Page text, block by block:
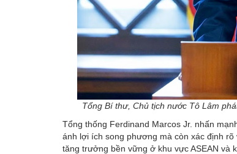
Tổng Bí thư, Chủ tịch nước Tô Lâm
Tổng thống Ferdinand Marcos Jr. nhấn
ánh lợi ích song phương mà còn xác định
tăng trưởng bền vững ở khu vực ASEAN và